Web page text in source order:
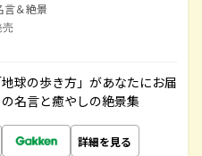
言＆絶景
売
球の歩き方」があなたにお届
名言と癒やしの絶景集
詳細を見る